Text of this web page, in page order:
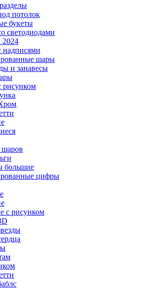
потолок
букеты
светодиодами
2024
шары
и занавесы
большие
цифры
с рисунком